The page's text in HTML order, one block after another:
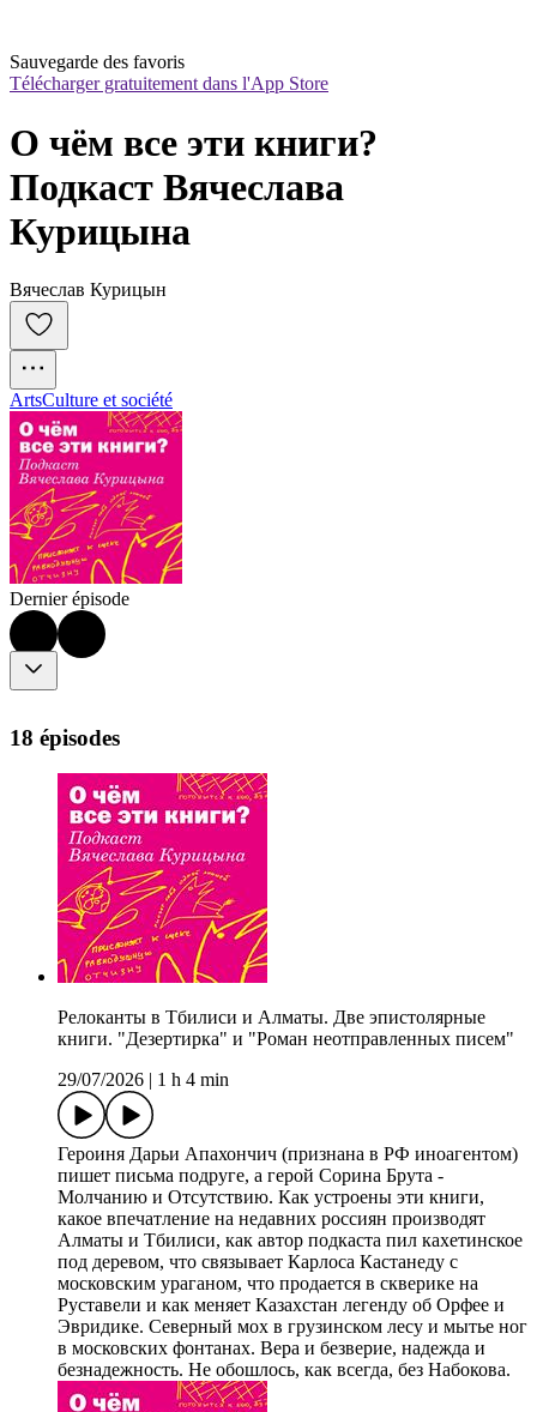
Sauvegarde des favoris
Télécharger gratuitement dans l'App Store
О чём все эти книги?
Подкаст Вячеслава
Курицына
Вячеслав Курицын
ArtsCulture et société
Dernier épisode
18 épisodes
Релоканты в Тбилиси и Алматы. Две эпистолярные
книги. "Дезертирка" и "Роман неотправленных писем"
29/07/2026
1 h 4 min
Героиня Дарьи Апахончич (признана в РФ иноагентом)
пишет письма подруге, а герой Сорина Брута -
Молчанию и Отсутствию. Как устроены эти книги,
какое впечатление на недавних россиян производят
Алматы и Тбилиси, как автор подкаста пил кахетинское
под деревом, что связывает Карлоса Кастанеду с
московским ураганом, что продается в скверике на
Руставели и как меняет Казахстан легенду об Орфее и
Эвридике. Северный мох в грузинском лесу и мытье ног
в московских фонтанах. Вера и безверие, надежда и
безнадежность. Не обошлось, как всегда, без Набокова.